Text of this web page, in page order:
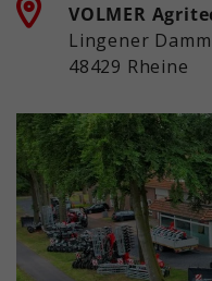
VOLMER
Lingener
48429 Rheine